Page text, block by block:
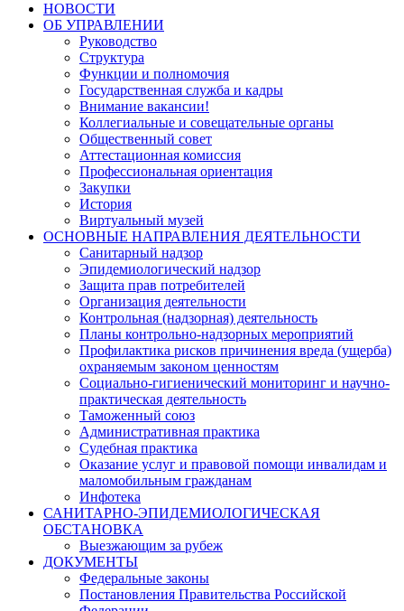
НОВОСТИ
ОБ УПРАВЛЕНИИ
Руководство
Структура
Функции и полномочия
Государственная служба и кадры
Внимание вакансии!
Коллегиальные и совещательные органы
Общественный совет
Аттестационная комиссия
Профессиональная ориентация
Закупки
История
Виртуальный музей
ОСНОВНЫЕ НАПРАВЛЕНИЯ ДЕЯТЕЛЬНОСТИ
Санитарный надзор
Эпидемиологический надзор
Защита прав потребителей
Организация деятельности
Контрольная (надзорная) деятельность
Планы контрольно-надзорных мероприятий
Профилактика рисков причинения вреда (ущерба)
охраняемым законом ценностям
Социально-гигиенический мониторинг и научно-
практическая деятельность
Таможенный союз
Административная практика
Судебная практика
Оказание услуг и правовой помощи инвалидам и
маломобильным гражданам
Инфотека
САНИТАРНО-ЭПИДЕМИОЛОГИЧЕСКАЯ
ОБСТАНОВКА
Выезжающим за рубеж
ДОКУМЕНТЫ
Федеральные законы
Постановления Правительства Российской